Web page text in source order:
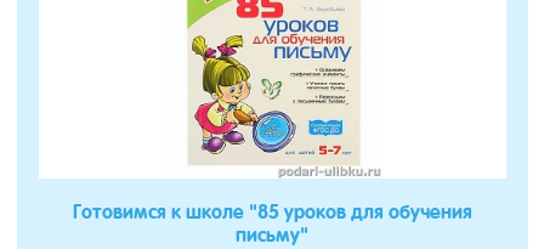
Готовимся к школе "85 уроков для обучения
письму"